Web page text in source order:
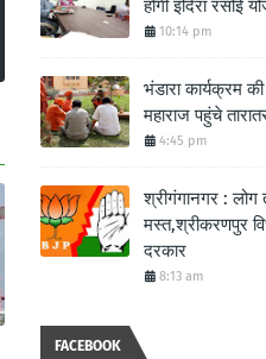
होगी इंदिरा रसोई
10:14 pm
भंडारा कार्यक्रम की
महाराज पहुंचे
4:45 pm
श्रीगंगानगर : लोग
मस्त,श्रीकरणपुर
दरकार
8:13 am
FACEBOOK